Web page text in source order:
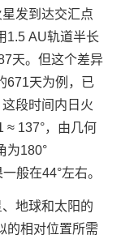
发到达交汇点
1.5 AU轨道半长
天。但这个差异
671天为例，已
段时间内日火
137°，由几何
为180°
般在44°左右。
地球和太阳的
的相对位置所需